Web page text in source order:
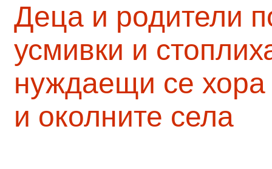
Деца и родители
усмивки и
нуждаещи се
и околните села